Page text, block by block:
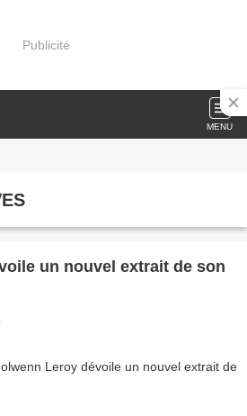
Publicité
MENU
un nouvel extrait de son